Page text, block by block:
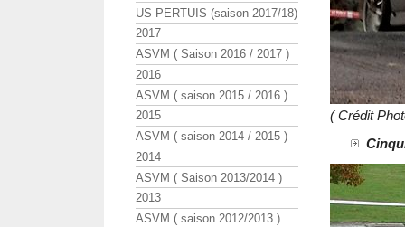
( Crédit
US PERTUIS (saison 2017/18)
2017
ASVM ( Saison 2016 / 2017 )
2016
ASVM ( saison 2015 / 2016 )
2015
ASVM ( saison 2014 / 2015 )
2014
ASVM ( Saison 2013/2014 )
2013
ASVM ( saison 2012/2013 )